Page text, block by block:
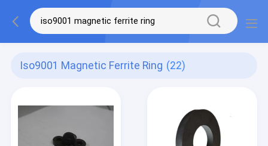
Iso9001 Magnetic Ferrite Ring (22)